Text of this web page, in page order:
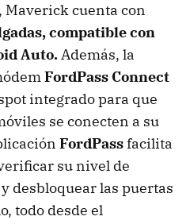
cuenta con
compatible con
Auto.Además, la
FordPass Connect
integrado para que
se conecten a su
FordPassfacilita
su nivel de
desbloquear las puertas
todo desde el